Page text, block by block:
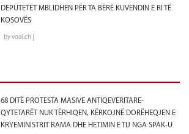
DEPUTETËT MBLIDHEN PËR TA BËRË KUVENDIN E RI TË
KOSOVËS
by voal.ch |
68 DITË PROTESTA MASIVE ANTIQEVERITARE-
QYTETARËT NUK TËRHIQEN, KËRKOJNË DORËHEQJEN E
KRYEMINISTRIT RAMA DHE HETIMIN E TIJ NGA SPAK-U